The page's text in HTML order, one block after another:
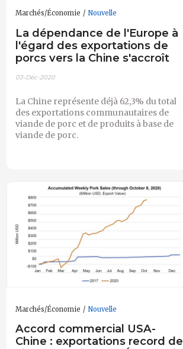
Marchés/Économie Nouvelle
La dépendance de l'Europe à
l'égard des exportations de
porcs vers la Chine s'accroît
03-Déc-2020
La Chine représente déjà 62,3% du total
des exportations communautaires de
viande de porc et de produits à base de
viande de porc.
Marchés/Économie Nouvelle
Accord commercial USA-
Chine : exportations record de